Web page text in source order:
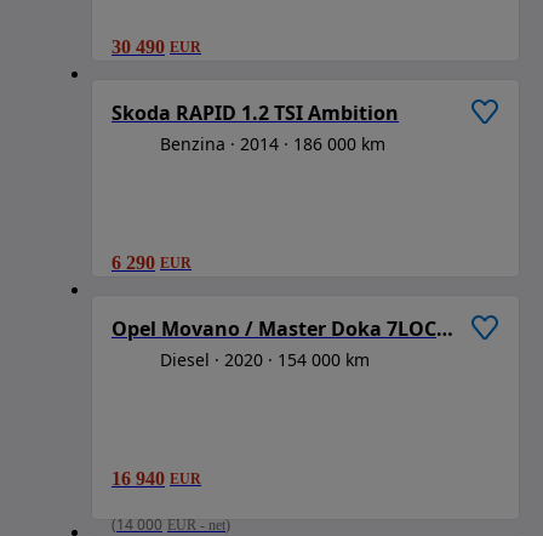
30 490 EUR
Skoda RAPID 1.2 TSI Ambition
Benzina 2014 186 000 km
6 290 EUR
Opel Movano / Master Doka 7LOCURI
Diesel 2020 154 000 km
16 940 EUR
(14 000 EUR - net)